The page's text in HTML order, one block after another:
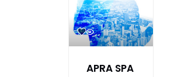
APRA SPA